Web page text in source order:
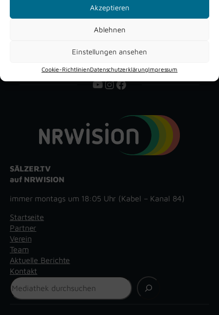
Akzeptieren
Ablehnen
Einstellungen ansehen
Cookie-RichtlinienDatenschutzerklärungImpressum
YouTube
Instagram
Facebook
SÄLZER.TV
auf NRWISION
immer montags um 18:05 Uhr (Kabel – Kanal 84)
Startseite
Partner
Verein
Team
Aktuelle Berichte
Kontakt
Suchen